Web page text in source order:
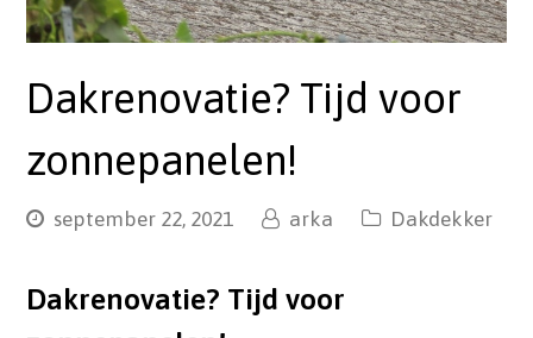
Dakrenovatie? Tijd voor
zonnepanelen!
september 22, 2021 arka Dakdekker
Dakrenovatie? Tijd voor